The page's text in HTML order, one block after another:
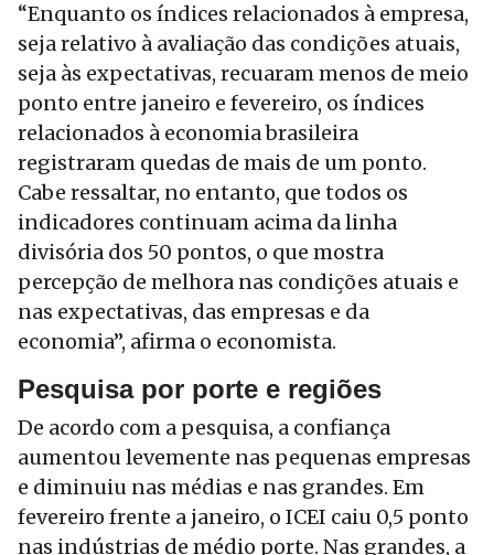
“Enquanto os índices relacionados à empresa,
seja relativo à avaliação das condições atuais,
seja às expectativas, recuaram menos de meio
ponto entre janeiro e fevereiro, os índices
relacionados à economia brasileira
registraram quedas de mais de um ponto.
Cabe ressaltar, no entanto, que todos os
indicadores continuam acima da linha
divisória dos 50 pontos, o que mostra
percepção de melhora nas condições atuais e
nas expectativas, das empresas e da
economia”, afirma o economista.
Pesquisa por porte e regiões
De acordo com a pesquisa, a confiança
aumentou levemente nas pequenas empresas
e diminuiu nas médias e nas grandes. Em
fevereiro frente a janeiro, o ICEI caiu 0,5 ponto
nas indústrias de médio porte. Nas grandes, a